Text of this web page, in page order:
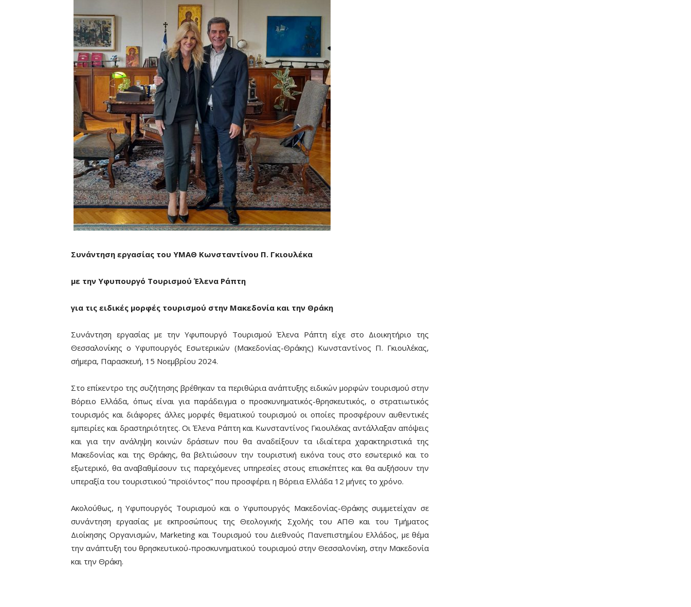
Συνάντηση εργασίας του ΥΜΑΘ Κωνσταντίνου Π. Γκιουλέκα
με την Υφυπουργό Τουρισμού Έλενα Ράπτη
για τις ειδικές μορφές τουρισμού στην Μακεδονία και την Θράκη
Συνάντηση εργασίας με την Υφυπουργό Τουρισμού Έλενα Ράπτη είχε στο Διοικητήριο της
Θεσσαλονίκης ο Υφυπουργός Εσωτερικών (Μακεδονίας-Θράκης) Κωνσταντίνος Π. Γκιουλέκας,
σήμερα, Παρασκευή, 15 Νοεμβρίου 2024.
Στο επίκεντρο της συζήτησης βρέθηκαν τα περιθώρια ανάπτυξης ειδικών μορφών τουρισμού στην
Βόρειο Ελλάδα, όπως είναι για παράδειγμα ο προσκυνηματικός-θρησκευτικός, ο στρατιωτικός
τουρισμός και διάφορες άλλες μορφές θεματικού τουρισμού οι οποίες προσφέρουν αυθεντικές
εμπειρίες και δραστηριότητες. Οι Έλενα Ράπτη και Κωνσταντίνος Γκιουλέκας αντάλλαξαν απόψεις
και για την ανάληψη κοινών δράσεων που θα αναδείξουν τα ιδιαίτερα χαρακτηριστικά της
Μακεδονίας και της Θράκης, θα βελτιώσουν την τουριστική εικόνα τους στο εσωτερικό και το
εξωτερικό, θα αναβαθμίσουν τις παρεχόμενες υπηρεσίες στους επισκέπτες και θα αυξήσουν την
υπεραξία του τουριστικού “προϊόντος” που προσφέρει η Βόρεια Ελλάδα 12 μήνες το χρόνο.
Ακολούθως, η Υφυπουργός Τουρισμού και ο Υφυπουργός Μακεδονίας-Θράκης συμμετείχαν σε
συνάντηση εργασίας με εκπροσώπους της Θεολογικής Σχολής του ΑΠΘ και του Τμήματος
Διοίκησης Οργανισμών, Marketing και Τουρισμού του Διεθνούς Πανεπιστημίου Ελλάδος, με θέμα
την ανάπτυξη του θρησκευτικού-προσκυνηματικού τουρισμού στην Θεσσαλονίκη, στην Μακεδονία
και την Θράκη.